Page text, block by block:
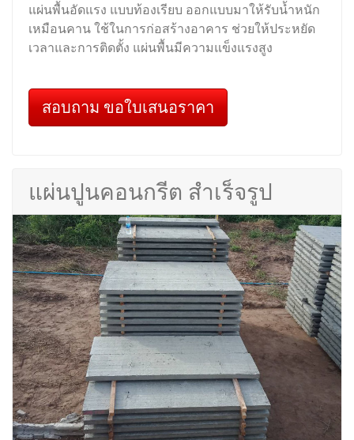
แผ่นพื้นอัดแรง แบบท้องเรียบ ออกแบบมาให้รับน้ำหนัก
เหมือนคาน ใช้ในการก่อสร้างอาคาร ช่วยให้ประหยัด
เวลาและการติดตั้ง แผ่นพื้นมีความแข็งแรงสูง
สอบถาม ขอใบเสนอราคา
แผ่นปูนคอนกรีต สำเร็จรูป